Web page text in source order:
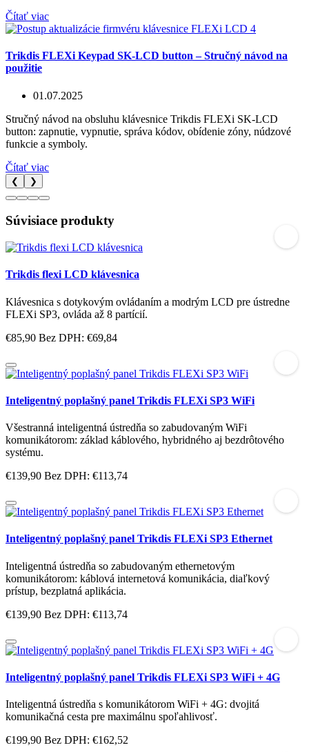
Čítať viac
Trikdis FLEXi Keypad SK-LCD button – Stručný návod na
použitie
01.07.2025
Stručný návod na obsluhu klávesnice Trikdis FLEXi SK-LCD
button: zapnutie, vypnutie, správa kódov, obídenie zóny, núdzové
funkcie a symboly.
Čítať viac
❮ ❯
Súvisiace produkty
Trikdis flexi LCD klávesnica
Klávesnica s dotykovým ovládaním a modrým LCD pre ústredne
FLEXi SP3, ovláda až 8 partícií.
€85,90 Bez DPH: €69,84
Inteligentný poplašný panel Trikdis FLEXi SP3 WiFi
Všestranná inteligentná ústredňa so zabudovaným WiFi
komunikátorom: základ káblového, hybridného aj bezdrôtového
systému.
€139,90 Bez DPH: €113,74
Inteligentný poplašný panel Trikdis FLEXi SP3 Ethernet
Inteligentná ústredňa so zabudovaným ethernetovým
komunikátorom: káblová internetová komunikácia, diaľkový
prístup, bezplatná aplikácia.
€139,90 Bez DPH: €113,74
Inteligentný poplašný panel Trikdis FLEXi SP3 WiFi + 4G
Inteligentná ústredňa s komunikátorom WiFi + 4G: dvojitá
komunikačná cesta pre maximálnu spoľahlivosť.
€199,90 Bez DPH: €162,52